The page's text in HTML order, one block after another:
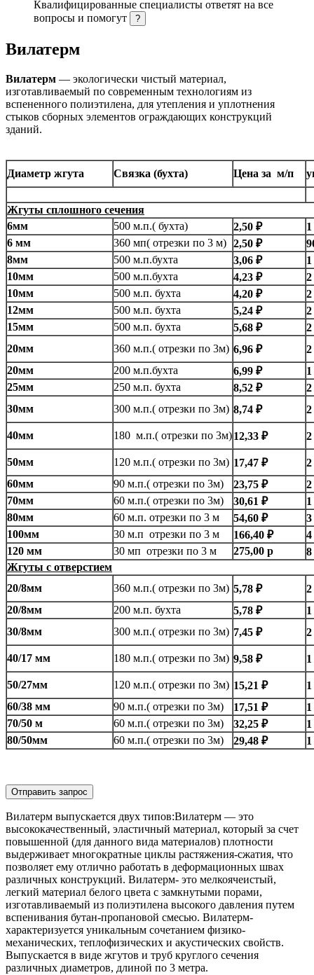
Квалифицированные специалисты ответят на все
вопросы и помогут
?
Вилатерм
Вилатерм — экологически чистый материал,
изготавливаемый по современным технологиям из
вспененного полиэтилена, для утепления и уплотнения
стыков сборных элементов ограждающих конструкций
зданий.
Диаметр жгута Связка (бухта) Цена за м/п
Жгуты сплошного сечения
6мм
500 м.п.( бухта) 2,50 ₽
6 мм
360 мп( отрезки по 3 м) 2,50 ₽
8мм
500 м.п.бухта 3,06 ₽
10мм
500 м.п.бухта 4,23 ₽
2
10мм
500 м.п. бухта 4,20 ₽
2
12мм
500 м.п. бухта 5,24 ₽
2
15мм
500 м.п. бухта 5,68 ₽
2
20мм
360 м.п.( отрезки по 3м) 6,96 ₽
2
20мм
200 м.п.бухта 6,99 ₽
25мм
250 м.п. бухта 8,52 ₽
2
30мм
300 м.п.( отрезки по 3м) 8,74 ₽ 2
40мм 180 м.п.( отрезки по 3м)12,33 ₽ 2
50мм 120 м.п.( отрезки по 3м) 17,47 ₽
2
60мм
90 м.п.( отрезки по 3м) 23,75 ₽
2
70мм
60 м.п.( отрезки по 3м) 30,61 ₽
80мм
60 м.п. отрезки по 3 м 54,60 ₽
3
100мм
30 м.п отрезки по 3 м 166,40 ₽
4
120 мм
30 мп отрезки по 3 м 275,00 р
8
Жгуты с отверстием
20/8мм
360 м.п.( отрезки по 3м) 5,78 ₽
2
20/8мм
200 м.п. бухта 5,78 ₽
30/8мм
300 м.п.( отрезки по 3м) 7,45 ₽ 2
40/17 мм 180 м.п.( отрезки по 3м) 9,58 ₽
50/27мм 120 м.п.( отрезки по 3м) 15,21 ₽
60/38 мм
90 м.п.( отрезки по 3м) 17,51 ₽
70/50 м
60 м.п.( отрезки по 3м) 32,25 ₽
80/50мм
60 м.п.( отрезки по 3м) 29,48 ₽
Отправить запрос
Вилатерм выпускается двух типов:Вилатерм — это
высококачественный, эластичный материал, который за счет
повышенной (для данного вида материалов) плотности
выдерживает многократные циклы растяжения-сжатия, что
позволяет ему отлично работать в деформационных швах
различных конструкций. Вилатерм- это мелкоячеистый,
легкий материал белого цвета с замкнутыми порами,
изготавливаемый из полиэтилена высокого давления путем
вспенивания бутан-пропановой смесью. Вилатерм-
характеризуется уникальным сочетанием физико-
механических, теплофизических и акустических свойств.
Выпускается в виде жгутов и труб круглого сечения
различных диаметров, длиной по 3 метра.